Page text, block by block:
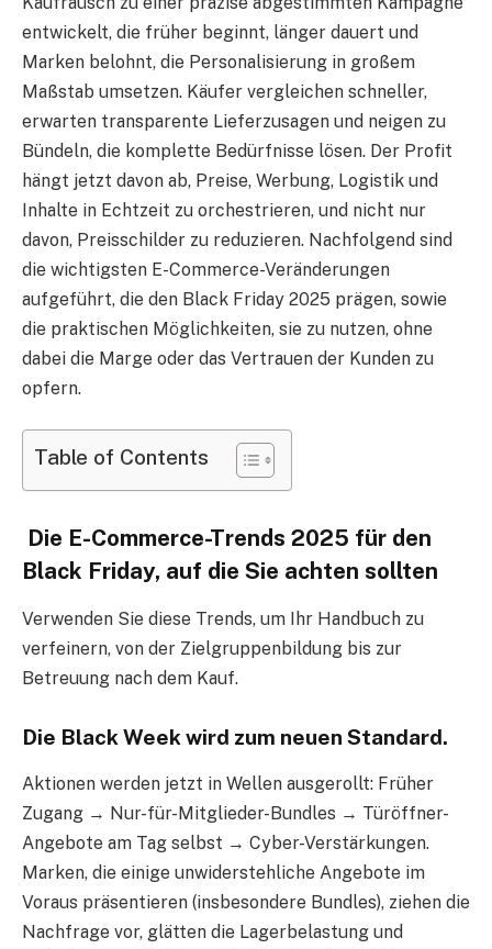
entwickelt, die früher beginnt, länger dauert und
Marken belohnt, die Personalisierung in großem
Maßstab umsetzen. Käufer vergleichen schneller,
erwarten transparente Lieferzusagen und neigen zu
Bündeln, die komplette Bedürfnisse lösen. Der Profit
hängt jetzt davon ab, Preise, Werbung, Logistik und
Inhalte in Echtzeit zu orchestrieren, und nicht nur
davon, Preisschilder zu reduzieren. Nachfolgend sind
die wichtigsten E-Commerce-Veränderungen
aufgeführt, die den Black Friday 2025 prägen, sowie
die praktischen Möglichkeiten, sie zu nutzen, ohne
dabei die Marge oder das Vertrauen der Kunden zu
opfern.
Table of Contents
Die E-Commerce-Trends 2025 für den
Black Friday, auf die Sie achten sollten
Verwenden Sie diese Trends, um Ihr Handbuch zu
verfeinern, von der Zielgruppenbildung bis zur
Betreuung nach dem Kauf.
Die Black Week wird zum neuen Standard.
Aktionen werden jetzt in Wellen ausgerollt: Früher
Zugang → Nur-für-Mitglieder-Bundles → Türöffner-
Angebote am Tag selbst → Cyber-Verstärkungen.
Marken, die einige unwiderstehliche Angebote im
Voraus präsentieren (insbesondere Bundles), ziehen die
Nachfrage vor, glätten die Lagerbelastung und